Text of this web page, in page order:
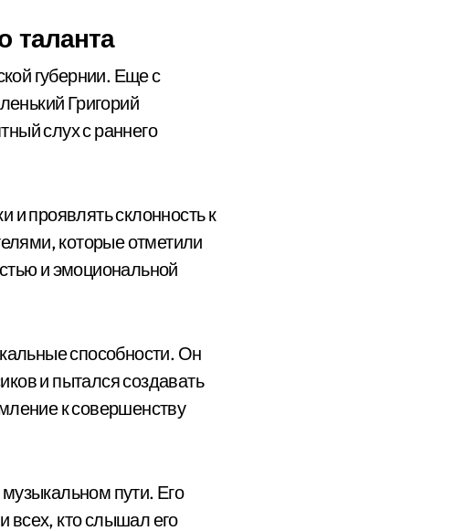
таланта
губернии. Еще с
Григорий
слух с раннего
и проявлять склонность к
которые отметили
и эмоциональной
способности. Он
и пытался создавать
к совершенству
пути. Его
всех, кто слышал его